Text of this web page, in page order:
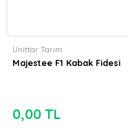
Unittar Tarım
Majestee F1 Kabak Fidesi
0,00 TL